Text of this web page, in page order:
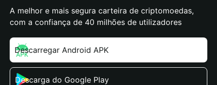
A melhor e mais segura carteira de criptomoedas,
com a confiança de 40 milhões de utilizadores
Descarregar Android APK
Descarga do Google Play